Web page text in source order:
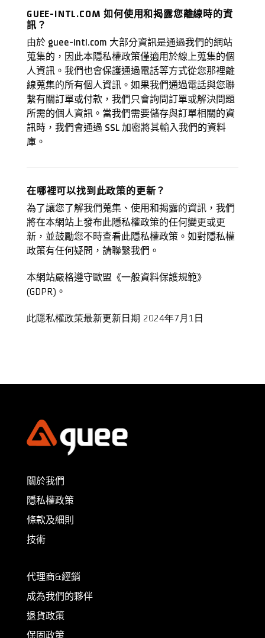
GUEE-INTL.COM 如何使用和揭露您離線時的資
訊？
由於 guee-intl.com 大部分資訊是通過我們的網站
蒐集的，因此本隱私權政策僅適用於線上蒐集的個
人資訊。我們也會保護通過電話等方式從您那裡離
線蒐集的所有個人資訊。如果我們通過電話與您聯
繫有關訂單或付款，我們只會詢問訂單或解決問題
所需的個人資訊。當我們需要儲存與訂單相關的資
訊時，我們會通過 SSL 加密將其輸入我們的資料
庫。
在哪裡可以找到此政策的更新？
為了讓您了解我們蒐集、使用和揭露的資訊，我們
將在本網站上發布此隱私權政策的任何變更或更
新，並鼓勵您不時查看此隱私權政策。如對隱私權
政策有任何疑問，請聯繫我們。
本網站嚴格遵守歐盟《一般資料保護規範》
(GDPR)。
此隱私權政策最新更新日期 2024年7月1日
關於我們
隱私權政策
條款及細則
技術
代理商&經銷
成為我們的夥伴
退貨政策
保固政策